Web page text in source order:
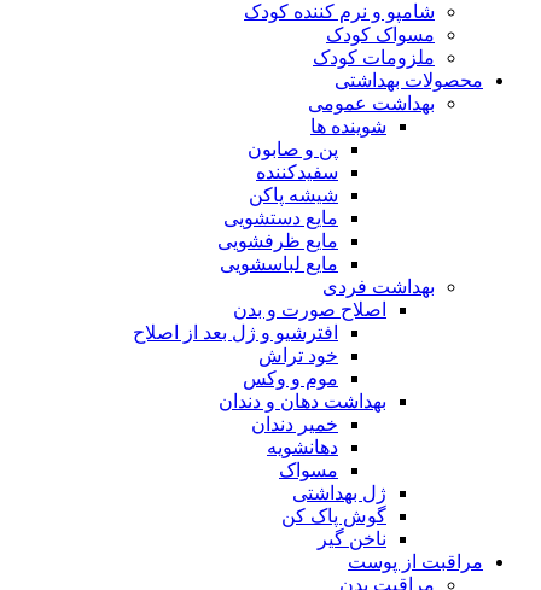
شامپو و نرم کننده کودک
مسواک کودک
ملزومات کودک
محصولات بهداشتی
بهداشت عمومی
شوینده ها
پن و صابون
سفیدکننده
شیشه پاکن
مایع دستشویی
مایع ظرفشویی
مایع لباسشویی
بهداشت فردی
اصلاح صورت و بدن
افترشیو و ژل بعد از اصلاح
خود تراش
موم و وکس
بهداشت دهان و دندان
خمیر دندان
دهانشویه
مسواک
ژل بهداشتی
گوش پاک کن
ناخن گیر
مراقبت از پوست
مراقبت بدن